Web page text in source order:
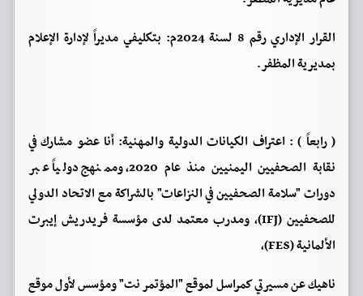
القرار الإداري رقم 8 لسنة 2024م: بتكليفي مديراً لإدارة الإعلام
بمديرية المظفر.
( رابعاً ) : اعتراف الكيانات الدولية والمهنية: أنا عضو مشارك في
نقابة الصحفيين اليمنيين منذ عام 2020، وممنهج دولياً عبر
دورات "سلامة الصحفيين في النزاعات" بالشراكة مع الاتحاد الدولي
للصحفيين (IFJ)، ومدرب معتمد لدى مؤسسة فريدريش إيبرت
الألمانية (FES)،
ناهيك عن مسيرتي كمراسل لموقع "المؤتمر نت" ومؤسس لأول موقع